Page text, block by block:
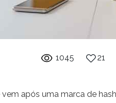
1045 21
após uma marca de